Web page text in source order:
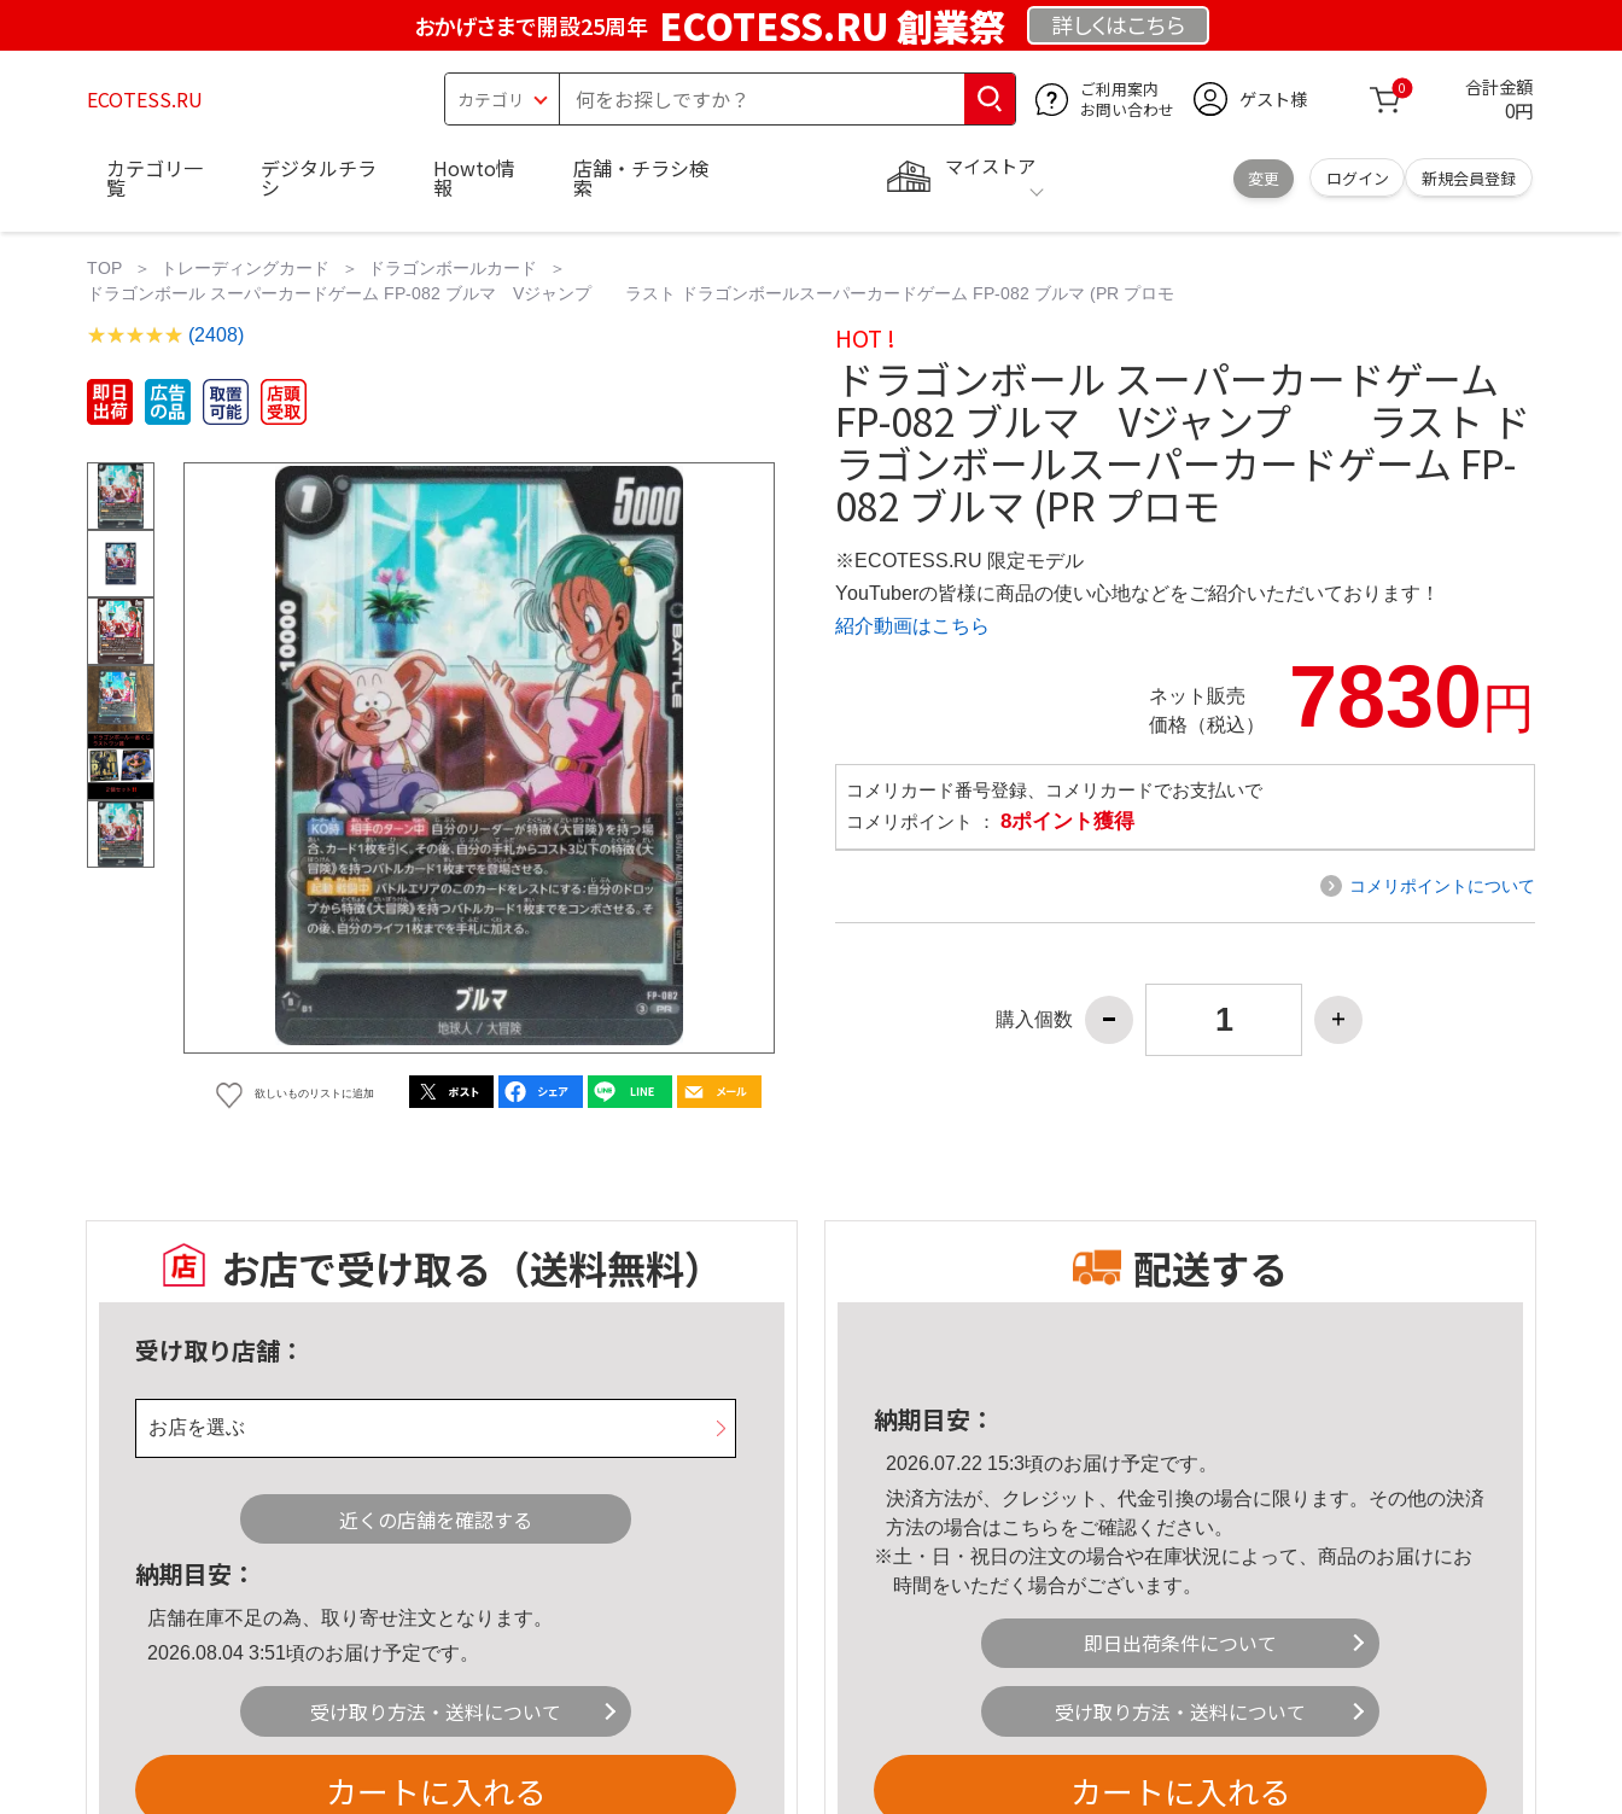
おかげさまで開設25周年 ECOTESS.RU 創業祭 詳しくはこちら
ECOTESS.RU
ご利用案内
お問い合わせ
ゲスト様 0 合計金額
0円
マイストア
変更 ログイン 新規会員登録
カテゴリ一
覧
デジタルチラ
シ
Howto情
報
店舗・チラシ検
索
TOP トレーディングカード
ドラゴンボールカード
ドラゴンボール スーパーカードゲーム FP-082 ブルマ Vジャンプ ラスト ドラゴンボールスーパーカードゲーム FP-082 ブルマ (PR プロモ
(2408)
欲しいものリストに追加
HOT !
ドラゴンボール スーパーカードゲーム
FP-082 ブルマ Vジャンプ ラスト ド
ラゴンボールスーパーカードゲーム FP-
082 ブルマ (PR プロモ
※ECOTESS.RU 限定モデル
YouTuberの皆様に商品の使い心地などをご紹介いただいております！
紹介動画はこちら
ネット販売
価格（税込）
7830円
コメリカード番号登録、コメリカードでお支払いで
コメリポイント ： 8ポイント獲得
コメリポイントについて
購入個数
お店で受け取る （送料無料）
受け取り店舗：
お店を選ぶ
近くの店舗を確認する
納期目安：
店舗在庫不足の為、取り寄せ注文となります。
2026.08.04 3:51頃のお届け予定です。
受け取り方法・送料について
カートに入れる
配送する
納期目安：
2026.07.22 15:3頃のお届け予定です。
決済方法が、クレジット、代金引換の場合に限ります。その他の決済
方法の場合はこちら をご確認ください。
※土・日・祝日の注文の場合や在庫状況によって、商品のお届けにお
時間をいただく場合がございます。
即日出荷条件について
受け取り方法・送料について
カートに入れる